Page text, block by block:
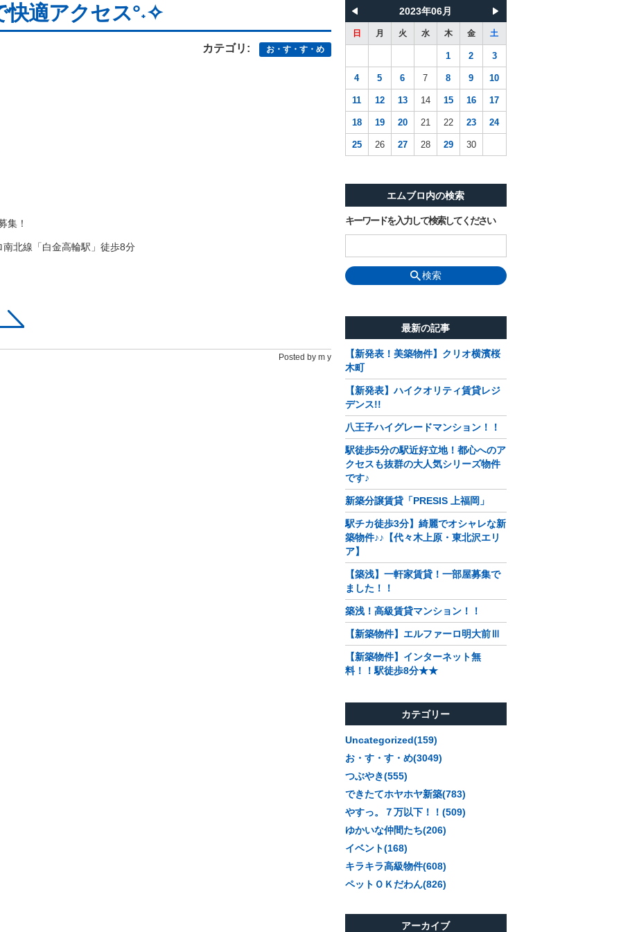
快適アクセス°˖✧
カテゴリ: お・す・す・め
集！
北線「白金高輪駅」徒歩8分
Posted by m y
2023年06月
日 月 火 水 木 金 土
1 2 3
4 5 6 7 8 9 10
11 12 13 14 15 16 17
18 19 20 21 22 23 24
25 26 27 28 29 30
エムブロ内の検索
キーワードを入力して検索してください
検索
最新の記事
【新発表！美築物件】クリオ横濱桜
木町
【新発表】ハイクオリティ賃貸レジ
デンス!!
八王子ハイグレードマンション！！
駅徒歩5分の駅近好立地！都心へのア
クセスも抜群の大人気シリーズ物件
です♪
新築分譲賃貸「PRESIS 上福岡」
駅チカ徒歩3分】綺麗でオシャレな新
築物件♪♪【代々木上原・東北沢エリ
ア】
【築浅】一軒家賃貸！一部屋募集で
ました！！
築浅！高級賃貸マンション！！
【新築物件】エルファーロ明大前Ⅲ
【新築物件】インターネット無
料！！駅徒歩8分★★
カテゴリー
Uncategorized(159)
お・す・す・め(3049)
つぶやき(555)
できたてホヤホヤ新築(783)
やすっ。７万以下！！(509)
ゆかいな仲間たち(206)
イベント(168)
キラキラ高級物件(608)
ペットＯＫだわん(826)
アーカイブ